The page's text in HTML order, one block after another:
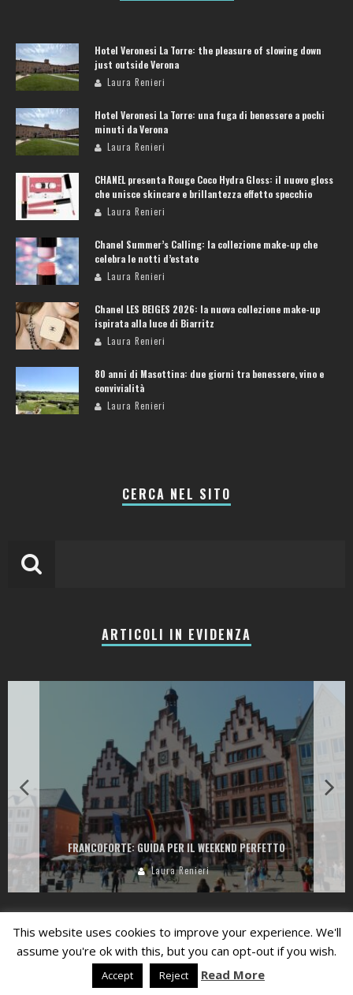
Hotel Veronesi La Torre: the pleasure of slowing down
just outside Verona
Laura Renieri
Hotel Veronesi La Torre: una fuga di benessere a pochi
minuti da Verona
Laura Renieri
CHANEL presenta Rouge Coco Hydra Gloss: il nuovo gloss
che unisce skincare e brillantezza effetto specchio
Laura Renieri
Chanel Summer’s Calling: la collezione make-up che
celebra le notti d’estate
Laura Renieri
Chanel LES BEIGES 2026: la nuova collezione make-up
ispirata alla luce di Biarritz
Laura Renieri
80 anni di Masottina: due giorni tra benessere, vino e
convivialità
Laura Renieri
CERCA NEL SITO
ARTICOLI IN EVIDENZA
FRANCOFORTE: GUIDA PER IL WEEKEND PERFETTO
Laura Renieri
Privacy Policy
Credits: Laura Renieri | Il Digital
This website uses cookies to improve your experience. We'll
assume you're ok with this, but you can opt-out if you wish.
Accept Reject Read More